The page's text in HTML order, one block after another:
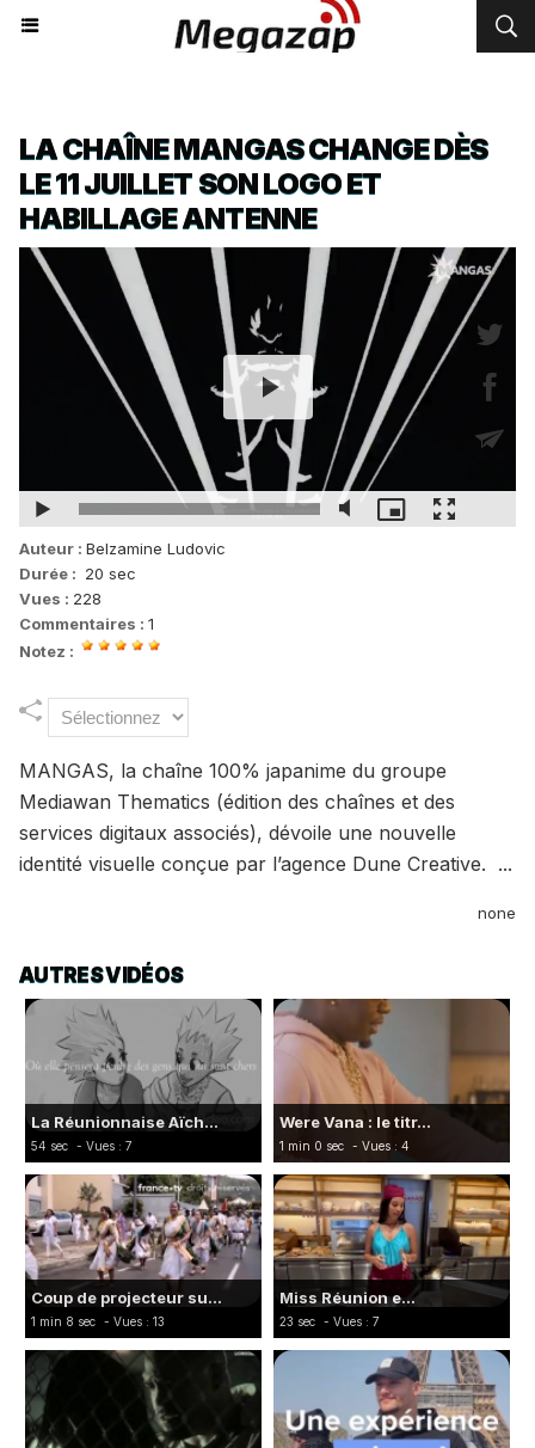
LA CHAÎNE MANGAS CHANGE DÈS
LE 11 JUILLET SON LOGO ET
HABILLAGE ANTENNE
Auteur : Belzamine Ludovic
Durée : 20 sec
Vues : 228
Commentaires : 1
Notez :
MANGAS, la chaîne 100% japanime du groupe
Mediawan Thematics (édition des chaînes et des
services digitaux associés), dévoile une nouvelle
identité visuelle conçue par l’agence Dune Creative. ...
none
AUTRES VIDÉOS
La Réunionnaise Aïch...
54 sec - Vues : 7
Were Vana : le titr...
1 min 0 sec - Vues : 4
Coup de projecteur su...
1 min 8 sec - Vues : 13
Miss Réunion e...
23 sec - Vues : 7